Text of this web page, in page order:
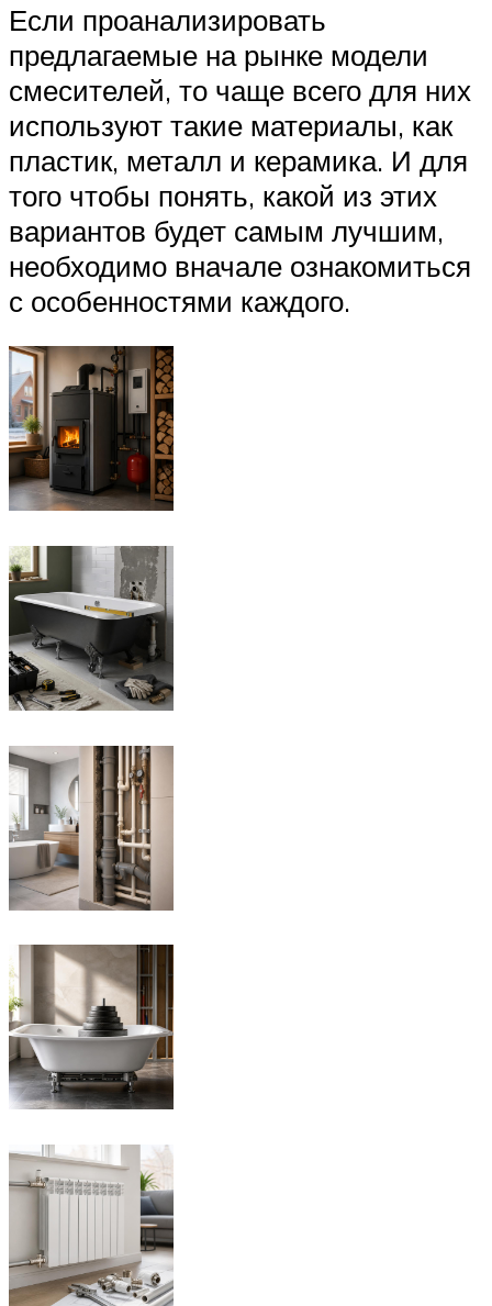
Если проанализировать
предлагаемые на рынке модели
смесителей, то чаще всего для них
используют такие материалы, как
пластик, металл и керамика. И для
того чтобы понять, какой из этих
вариантов будет самым лучшим,
необходимо вначале ознакомиться
с особенностями каждого.